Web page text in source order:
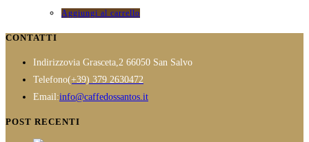
essere
pagina
del
prodotto
Aggiungi al carrello
CONTATTI
Indirizzovia Grasceta,2 66050 San Salvo
Telefono(+39) 379 2630472
in
Email:info@caffedossantos.itOpens
POST RECENTI